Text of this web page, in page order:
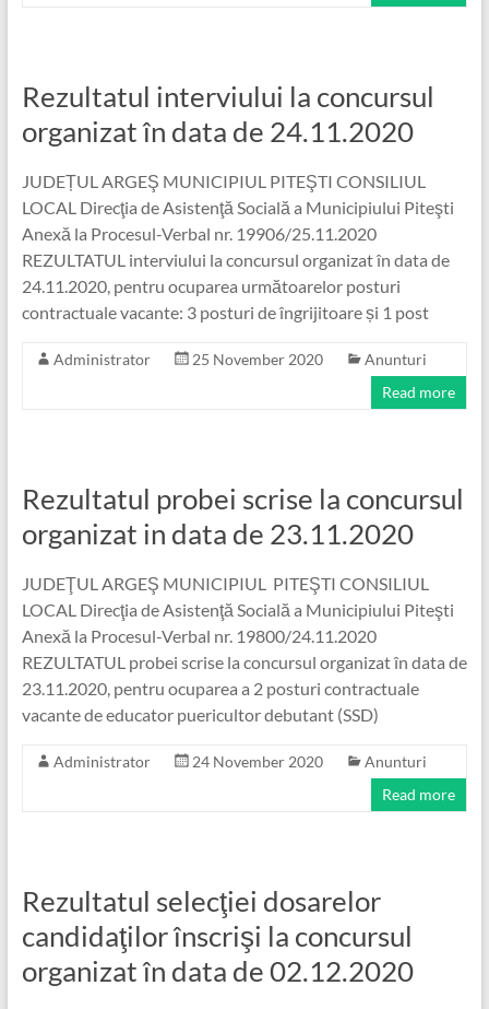
Rezultatul interviului la concursul
organizat în data de 24.11.2020
JUDEȚUL ARGEŞ MUNICIPIUL PITEŞTI CONSILIUL
LOCAL Direcţia de Asistenţă Socială a Municipiului Piteşti
Anexă la Procesul-Verbal nr. 19906/25.11.2020
REZULTATUL interviului la concursul organizat în data de
24.11.2020, pentru ocuparea următoarelor posturi
contractuale vacante: 3 posturi de îngrijitoare și 1 post
Administrator 25 November 2020
Anunturi
Read more
Rezultatul probei scrise la concursul
organizat in data de 23.11.2020
JUDEŢUL ARGEŞ MUNICIPIUL PITEŞTI CONSILIUL
LOCAL Direcţia de Asistenţă Socială a Municipiului Piteşti
Anexă la Procesul-Verbal nr. 19800/24.11.2020
REZULTATUL probei scrise la concursul organizat în data de
23.11.2020, pentru ocuparea a 2 posturi contractuale
vacante de educator puericultor debutant (SSD)
Administrator 24 November 2020
Anunturi
Read more
Rezultatul selecţiei dosarelor
candidaţilor înscrişi la concursul
organizat în data de 02.12.2020